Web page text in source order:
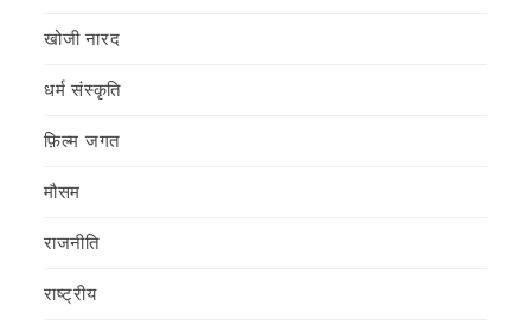
खोजी नारद
धर्म संस्कृति
फ़िल्‍म जगत
मौसम
राजनीति
राष्ट्रीय